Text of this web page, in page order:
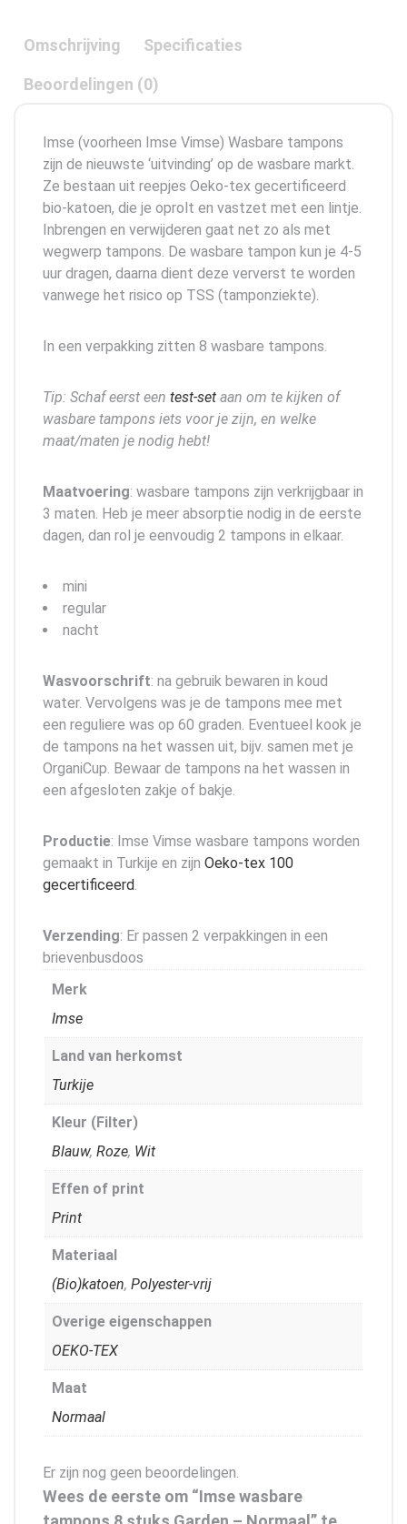
Omschrijving Specificaties
Beoordelingen (0)
Imse (voorheen Imse Vimse) Wasbare tampons
zijn de nieuwste ‘uitvinding’ op de wasbare markt.
Ze bestaan uit reepjes Oeko-tex gecertificeerd
bio-katoen, die je oprolt en vastzet met een lintje.
Inbrengen en verwijderen gaat net zo als met
wegwerp tampons. De wasbare tampon kun je 4-5
uur dragen, daarna dient deze ververst te worden
vanwege het risico op TSS (tamponziekte).
In een verpakking zitten 8 wasbare tampons.
Tip: Schaf eerst een test-set aan om te kijken of
wasbare tampons iets voor je zijn, en welke
maat/maten je nodig hebt!
Maatvoering: wasbare tampons zijn verkrijgbaar in
3 maten. Heb je meer absorptie nodig in de eerste
dagen, dan rol je eenvoudig 2 tampons in elkaar.
mini
regular
nacht
Wasvoorschrift: na gebruik bewaren in koud
water. Vervolgens was je de tampons mee met
een reguliere was op 60 graden. Eventueel kook je
de tampons na het wassen uit, bijv. samen met je
OrganiCup. Bewaar de tampons na het wassen in
een afgesloten zakje of bakje.
Productie: Imse Vimse wasbare tampons worden
gemaakt in Turkije en zijn Oeko-tex 100
gecertificeerd.
Verzending: Er passen 2 verpakkingen in een
brievenbusdoos
Merk
Imse
Land van herkomst
Turkije
Kleur (Filter)
Blauw, Roze, Wit
Effen of print
Print
Materiaal
(Bio)katoen, Polyester-vrij
Overige eigenschappen
OEKO-TEX
Maat
Normaal
Er zijn nog geen beoordelingen.
Wees de eerste om “Imse wasbare